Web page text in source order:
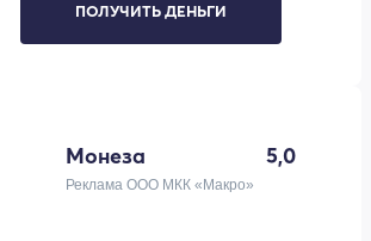
ПОЛУЧИТЬ ДЕНЬГИ
Монеза 5,0
Реклама ООО МКК «Макро»